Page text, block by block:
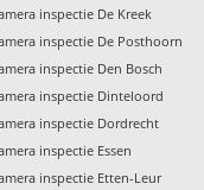
inspectie De Kreek
inspectie De Posthoorn
inspectie Den Bosch
inspectie Dinteloord
inspectie Dordrecht
inspectie Essen
inspectie Etten-Leur